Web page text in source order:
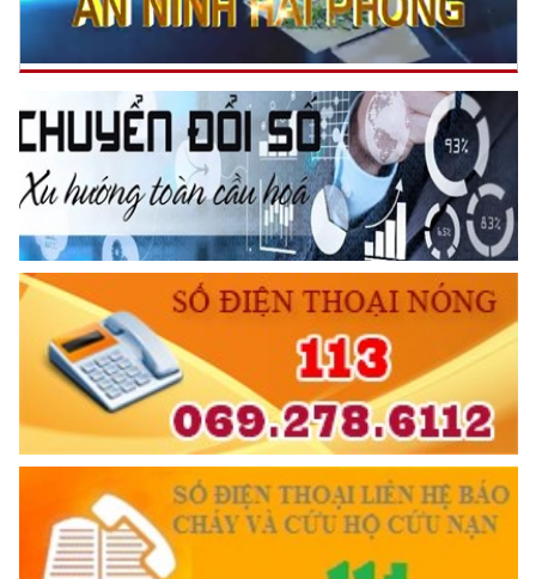
TƯ CÁCH
NGƯỜI CÔNG AN CÁCH MỆNH LÀ:
Đối với tự mình, phải
CẦN, KIỆM, LIÊM, CHÍNH
Đối với đồng sự, phải
THÂN ÁI GIÚP ĐỠ
Đối với chính phủ, phải
TUYỆT ĐỐI TRUNG THÀNH
Đối với nhân dân, phải
KÍNH TRỌNG LỄ PHÉP
TRUYỀN HÌNH AN NINH HP